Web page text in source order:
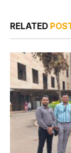
RELATED